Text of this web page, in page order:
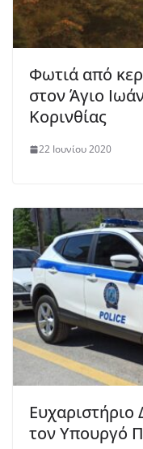
Φωτιά από
στον Άγιο
Κορινθίας
22 Ιουνίου 2020
τον Υπουργό